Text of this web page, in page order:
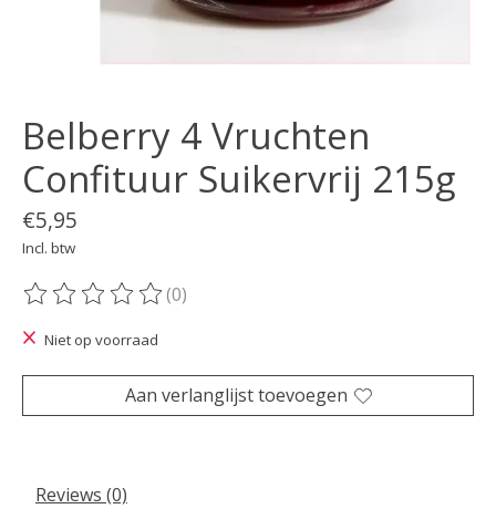
Belberry 4 Vruchten
Confituur Suikervrij 215g
€5,95
Incl. btw
De beoordeling van dit product is
(0)
Niet op voorraad
Aan verlanglijst toevoegen
Reviews (0)